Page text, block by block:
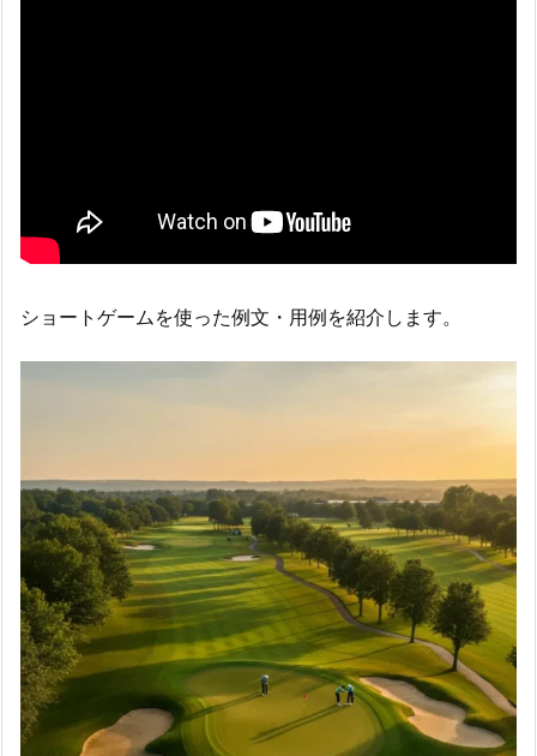
ショートゲームを使った例文・用例を紹介します。